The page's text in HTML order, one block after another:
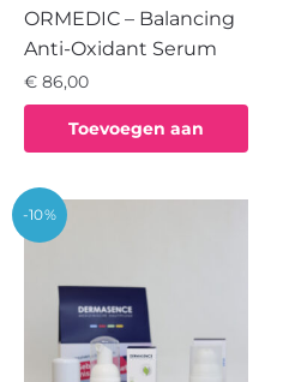
ORMEDIC – Balancing
Anti-Oxidant Serum
€ 86,00
Toevoegen aan
-10%